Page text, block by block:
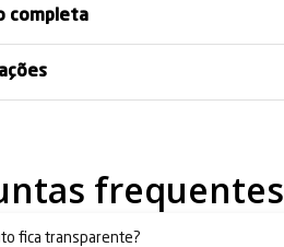
completa
frequentes
fica transparente?